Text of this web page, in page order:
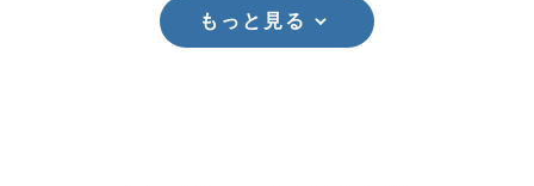
もっと見る